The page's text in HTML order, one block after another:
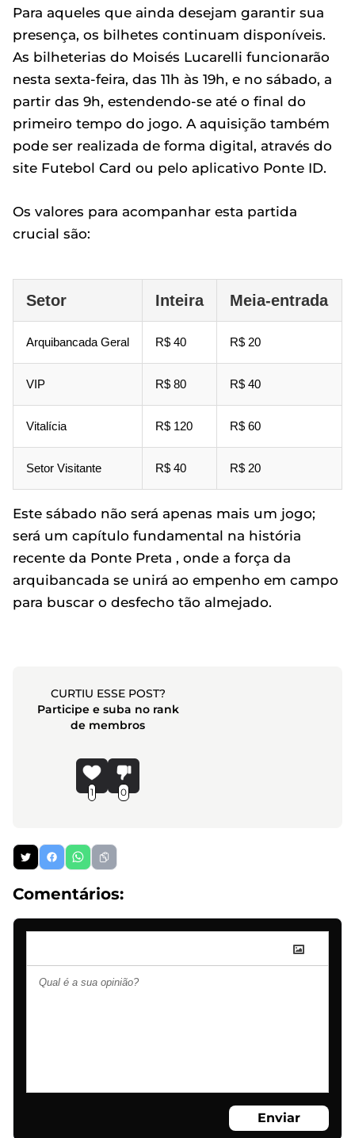
Para aqueles que ainda desejam garantir sua
presença, os bilhetes continuam disponíveis.
As bilheterias do Moisés Lucarelli funcionarão
nesta sexta-feira, das 11h às 19h, e no sábado, a
partir das 9h, estendendo-se até o final do
primeiro tempo do jogo. A aquisição também
pode ser realizada de forma digital, através do
site Futebol Card ou pelo aplicativo Ponte ID.
Os valores para acompanhar esta partida
crucial são:
Setor Inteira Meia-entrada
Arquibancada Geral R$ 40 R$ 20
VIP R$ 80 R$ 40
Vitalícia R$ 120 R$ 60
Setor Visitante R$ 40 R$ 20
Este sábado não será apenas mais um jogo;
será um capítulo fundamental na história
recente da Ponte Preta , onde a força da
arquibancada se unirá ao empenho em campo
para buscar o desfecho tão almejado.
CURTIU ESSE POST?
Participe e suba no rank
de membros
1 0
Comentários:
Enviar